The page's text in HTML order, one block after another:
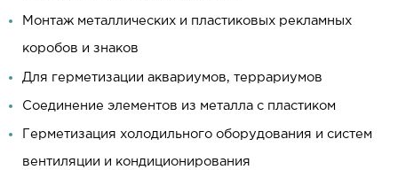
Монтаж металлических и пластиковых рекламных
коробов и знаков
Для герметизации аквариумов, террариумов
Соединение элементов из металла с пластиком
Герметизация холодильного оборудования и систем
вентиляции и кондиционирования